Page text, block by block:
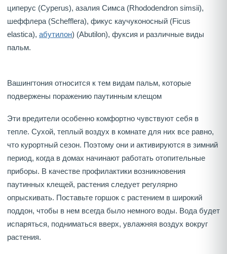
циперус (Cyperus), азалия Симса (Rhododendron simsii),
шеффлера (Schefflera), фикус каучуконосный (Ficus
elastica), абутилон) (Abutilon), фуксия и различные виды
пальм.
Вашингтония относится к тем видам пальм, которые
подвержены поражению паутинным клещом
Эти вредители особенно комфортно чувствуют себя в
тепле. Сухой, теплый воздух в комнате для них все равно,
что курортный сезон. Поэтому они и активируются в зимний
период, когда в домах начинают работать отопительные
приборы. В качестве профилактики возникновения
паутинных клещей, растения следует регулярно
опрыскивать. Поставьте горшок с растением в широкий
поддон, чтобы в нем всегда было немного воды. Вода будет
испаряться, подниматься вверх, увлажняя воздух вокруг
растения.